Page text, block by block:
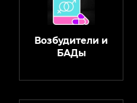
Возбудители и
БАДы